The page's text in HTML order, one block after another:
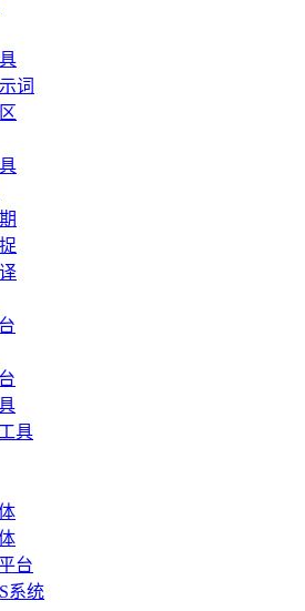
词
具
台
系统